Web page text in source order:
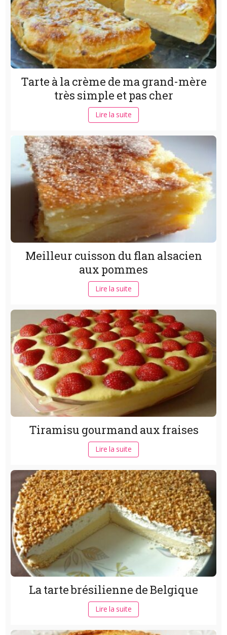
Tarte à la crème de ma grand-mère
très simple et pas cher
Lire la suite
Meilleur cuisson du flan alsacien
aux pommes
Lire la suite
Tiramisu gourmand aux fraises
Lire la suite
La tarte brésilienne de Belgique
Lire la suite